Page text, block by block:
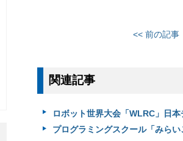
<< 前の記事
関連記事
ロボット世界大会「WLRC」日
プログラミングスクール「みら